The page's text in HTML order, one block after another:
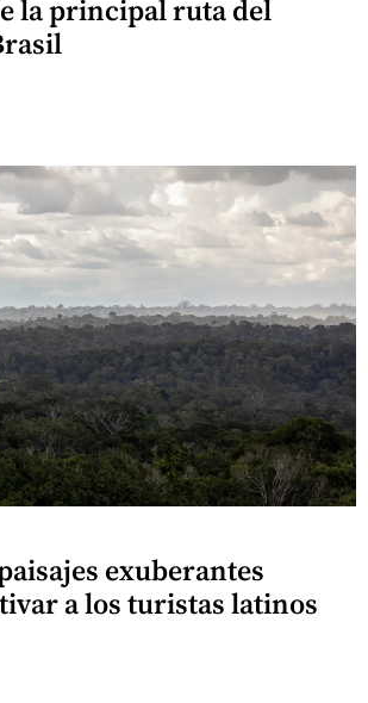
la principal ruta del
exuberantes
a los turistas latinos